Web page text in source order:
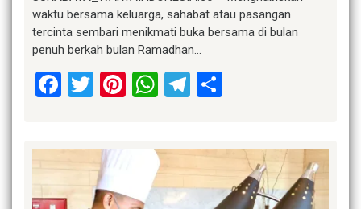
waktu bersama keluarga, sahabat atau pasangan
tercinta sembari menikmati buka bersama di bulan
penuh berkah bulan Ramadhan…
Facebook
Twitter
Pinterest
WhatsApp
Telegram